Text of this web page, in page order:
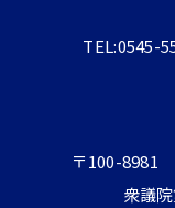
TEL:0545-
〒100-8981
衆議